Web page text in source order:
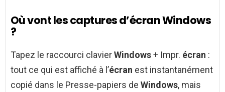
Où vont les captures d’écran Windows
?
Tapez le raccourci clavierWindows+ Impr. écran :
tout ce qui est affiché à l’écran est instantanément
copié dans le Presse-papiers de Windows, mais